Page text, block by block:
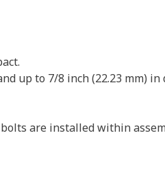
up to 7/8 inch (22.23 mm) in
are installed within